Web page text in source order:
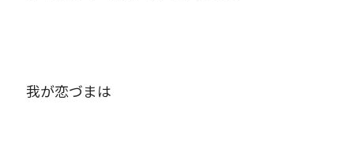
我が恋づまは